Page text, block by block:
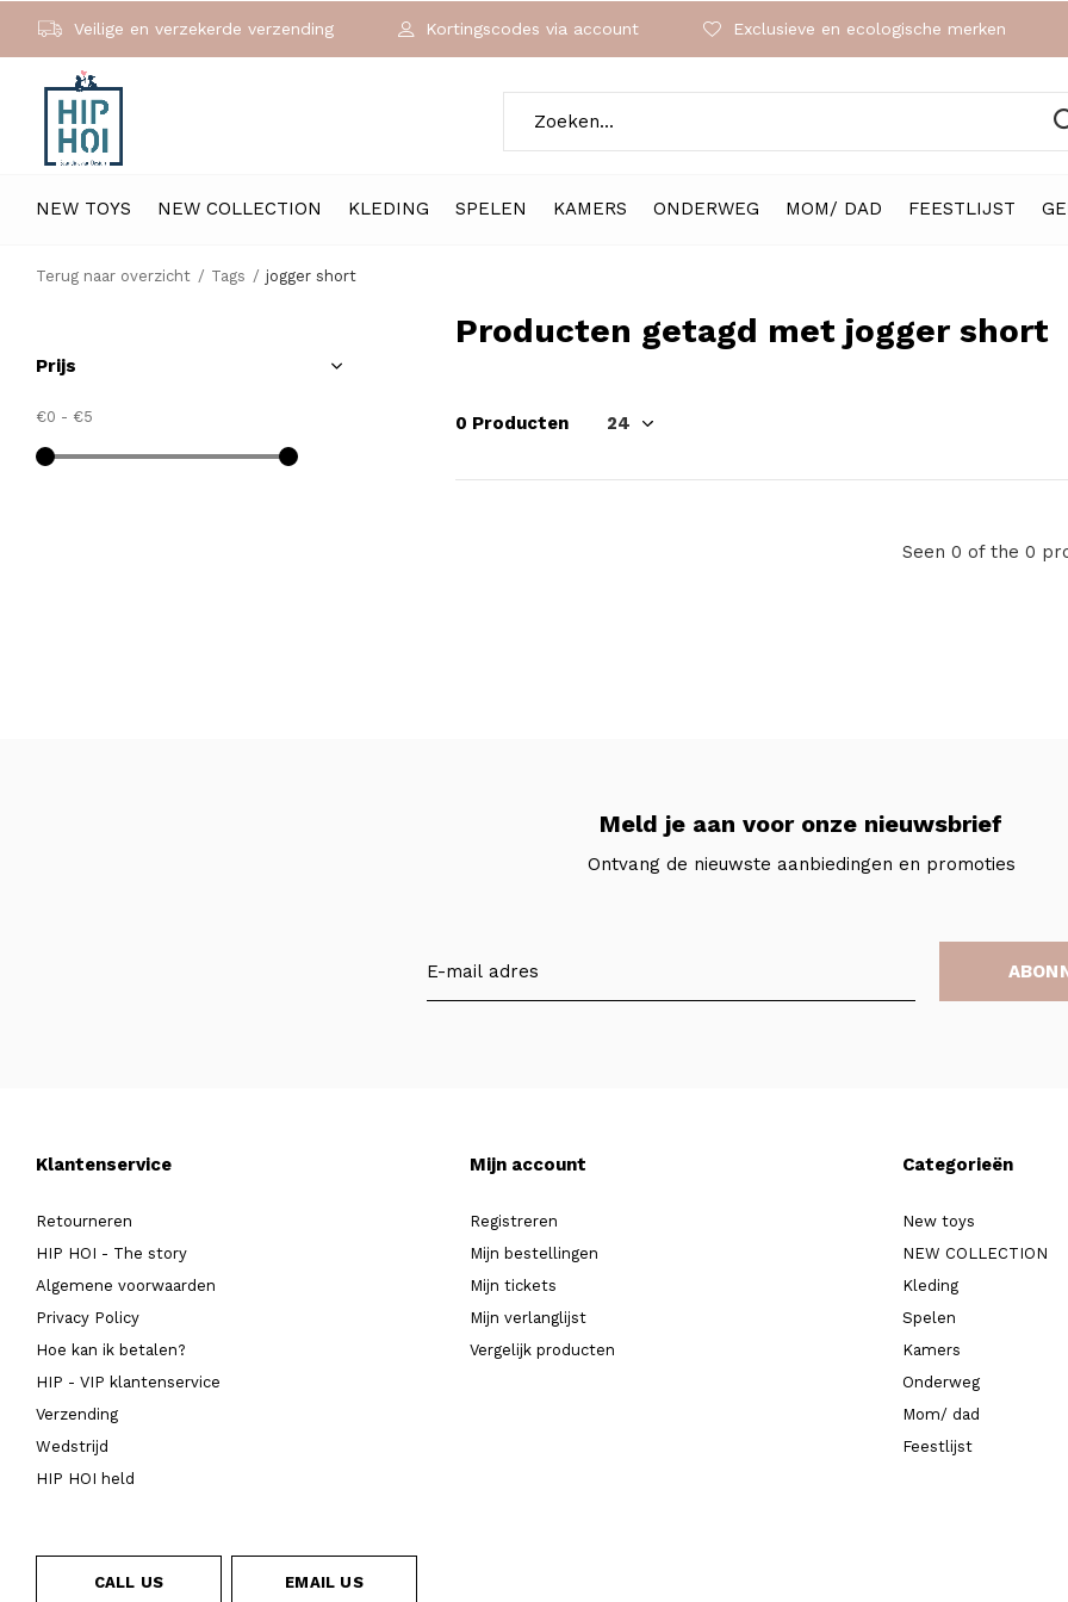
NEW TOYS NEW COLLECTION KLEDING SPELEN KAMERS ONDERWEG MOM/ DAD FEESTLIJST
Veilige en verzekerde verzending Kortingscodes via account Exclusieve en ecologische merken
Terug naar overzicht Tags jogger short
Producten getagd met jogger short
0 Producten
Seen 0 of the 0
Prijs
€0 - €5
Meld je aan voor onze nieuwsbrief
Ontvang de nieuwste aanbiedingen en promoties
Klantenservice
Retourneren
HIP HOI - The story
Algemene voorwaarden
Privacy Policy
Hoe kan ik betalen?
HIP - VIP klantenservice
Verzending
Wedstrijd
HIP HOI held
Mijn account
Registreren
Mijn bestellingen
Mijn tickets
Mijn verlanglijst
Vergelijk producten
Categorieën
New toys
NEW COLLECTION
Kleding
Spelen
Kamers
Onderweg
Mom/ dad
Feestlijst
CALL US EMAIL US